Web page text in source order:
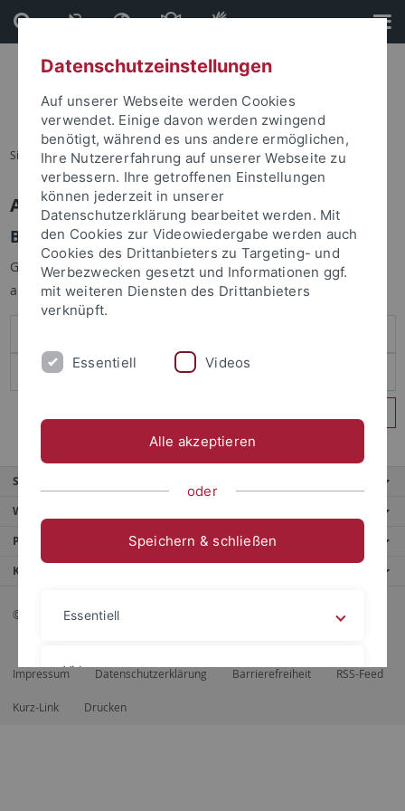
Direkt
zum
Inhalt
Direkt
zur
Fußleiste
Sie sind hier: Startseite
Anmelden
Benutzeranmeldung
Geben Sie Ihren Benutzernamen und Ihr Passwort an um sich
anzumelden:
Service
Weitere Angebote
Portale
Kontaktinfo
© 2026 Eberhard Karls Universität Tübingen, Tübingen
Impressum Datenschutzerklärung Barrierefreiheit RSS-Feed
Kurz-Link Drucken
Datenschutzeinstellungen
Auf unserer Webseite werden Cookies
verwendet. Einige davon werden zwingend
benötigt, während es uns andere ermöglichen,
Ihre Nutzererfahrung auf unserer Webseite zu
verbessern. Ihre getroffenen Einstellungen
können jederzeit in unserer
Datenschutzerklärung bearbeitet werden. Mit
den Cookies zur Videowiedergabe werden auch
Cookies des Drittanbieters zu Targeting- und
Werbezwecken gesetzt und Informationen ggf.
mit weiteren Diensten des Drittanbieters
verknüpft.
Essentiell Videos
Alle akzeptieren
oder
Speichern & schließen
Essentiell
Videos